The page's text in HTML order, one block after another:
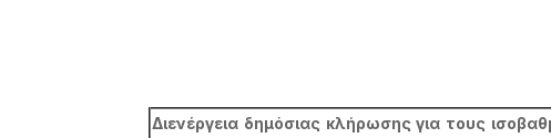
Διενέργεια δημόσιας κλήρωσης για τους